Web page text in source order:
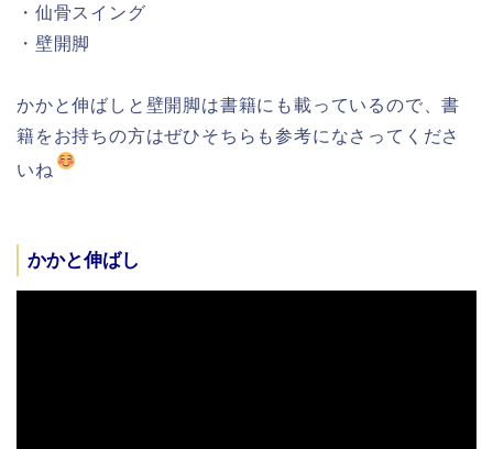
・仙骨スイング
・壁開脚
かかと伸ばしと壁開脚は書籍にも載っているので、書
籍をお持ちの方はぜひそちらも参考になさってくださ
いね
かかと伸ばし